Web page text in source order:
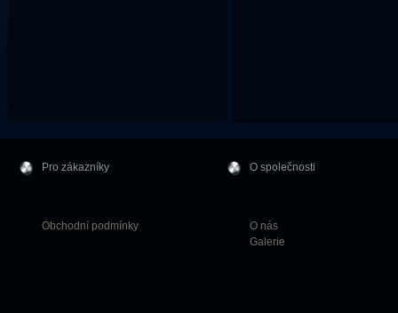
Pro zákazníky
Obchodní podmínky
O společnosti
O nás
Galerie